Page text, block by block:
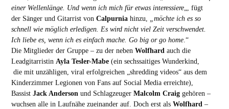
einer Wellenlänge. Und wenn ich mich für etwas interessiere„, fügt
der Sänger und Gitarrist von Calpurnia hinzu,
„möchte ich es so
schnell wie möglich erledigen. Es wird nicht viel Zeit verschwendet.
Ich liebe es, wenn ich es einfach mache. Go big or go home.“
Die Mitglieder der Gruppe – zu der neben Wolfhard auch die
Leadgitarristin Ayla Tesler-Mabe(ein sechssaitiges Wunderkind,
die mit unzähligen, viral erfolgreichen „shredding videos“ aus dem
Kinderzimmer Legionen von Fans auf Social Media erreichte),
Bassist Jack Anderson und Schlagzeuger Malcolm Craig gehören –
wuchsen alle in Laufnähe zueinander auf. Doch erst als Wolfhard –